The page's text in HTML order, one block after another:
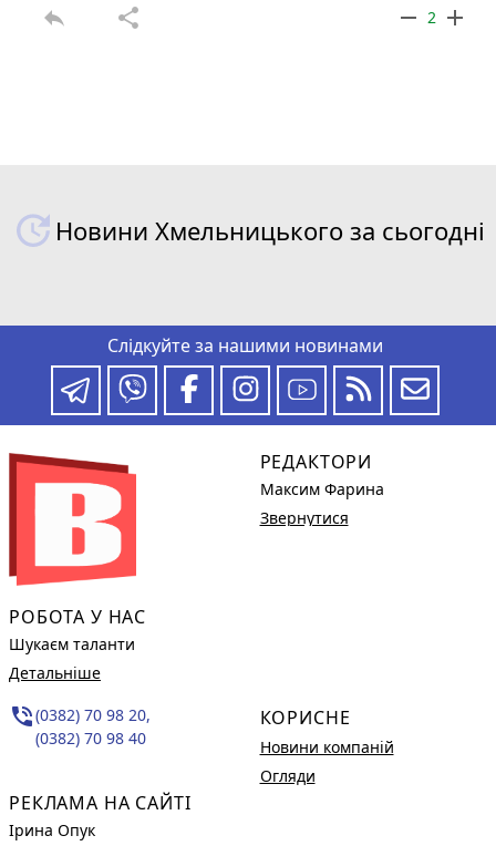
reply share remove 2 add
Новини Хмельницького за сьогодні
Слідкуйте за нашими новинами
РОБОТА У НАС
Шукаєм таланти
Детальніше
phone_in_talk(0382) 70 98 20,
(0382) 70 98 40
РЕКЛАМА НА САЙТІ
Ірина Опук
РЕДАКТОРИ
Максим Фарина
Звернутися
КОРИСНЕ
Новини компаній
Огляди